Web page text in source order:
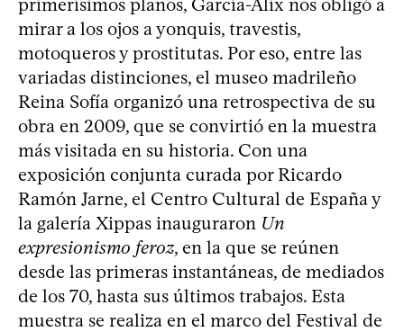
mirar a los ojos a yonquis, travestis,
motoqueros y prostitutas. Por eso, entre las
variadas distinciones, el museo madrileño
Reina Sofía organizó una retrospectiva de su
obra en 2009, que se convirtió en la muestra
más visitada en su historia. Con una
exposición conjunta curada por Ricardo
Ramón Jarne, el Centro Cultural de España y
la galería Xippas inauguraron Un
expresionismo feroz, en la que se reúnen
desde las primeras instantáneas, de mediados
de los 70, hasta sus últimos trabajos. Esta
muestra se realiza en el marco del Festival de